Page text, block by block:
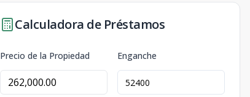
Calculadora de Préstamos
Precio de la Propiedad Enganche